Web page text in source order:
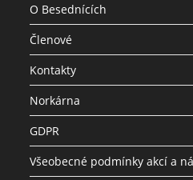
O Besednících
Členové
Kontakty
Norkárna
GDPR
Všeobecné podmínky akcí a